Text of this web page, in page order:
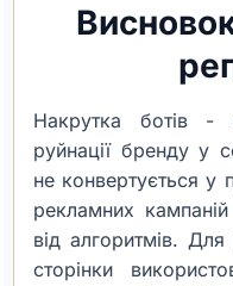
Накрутка ботів
руйнації бренду у
не конвертується у
рекламних
від алгоритмів. Для
сторінки